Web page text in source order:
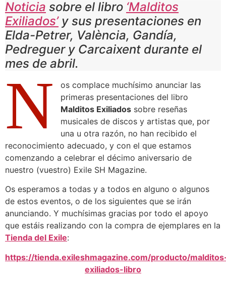
Noticia sobre el libro ‘Malditos
Exiliados’y sus presentaciones en
Elda-Petrer, València, Gandía,
Pedreguer y Carcaixent durante el
mes de abril.
N
os complace muchísimo anunciar las
primeras presentaciones del libro
Malditos Exiliados sobre reseñas
musicales de discos y artistas que, por
una u otra razón, no han recibido el
reconocimiento adecuado, y con el que estamos
comenzando a celebrar el décimo aniversario de
nuestro (vuestro) Exile SH Magazine.
Os esperamos a todas y a todos en alguno o algunos
de estos eventos, o de los siguientes que se irán
anunciando. Y muchísimas gracias por todo el apoyo
que estáis realizando con la compra de ejemplares en la
Tienda del Exile:
https://tienda.exileshmagazine.com/producto/
exiliados-libro